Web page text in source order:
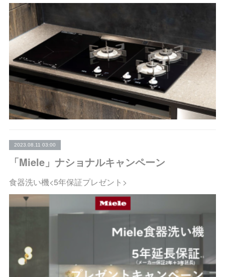
2023.08.11 03:00
「Miele」ナショナルキャンペーン
食器洗い機<5年保証プレゼント>